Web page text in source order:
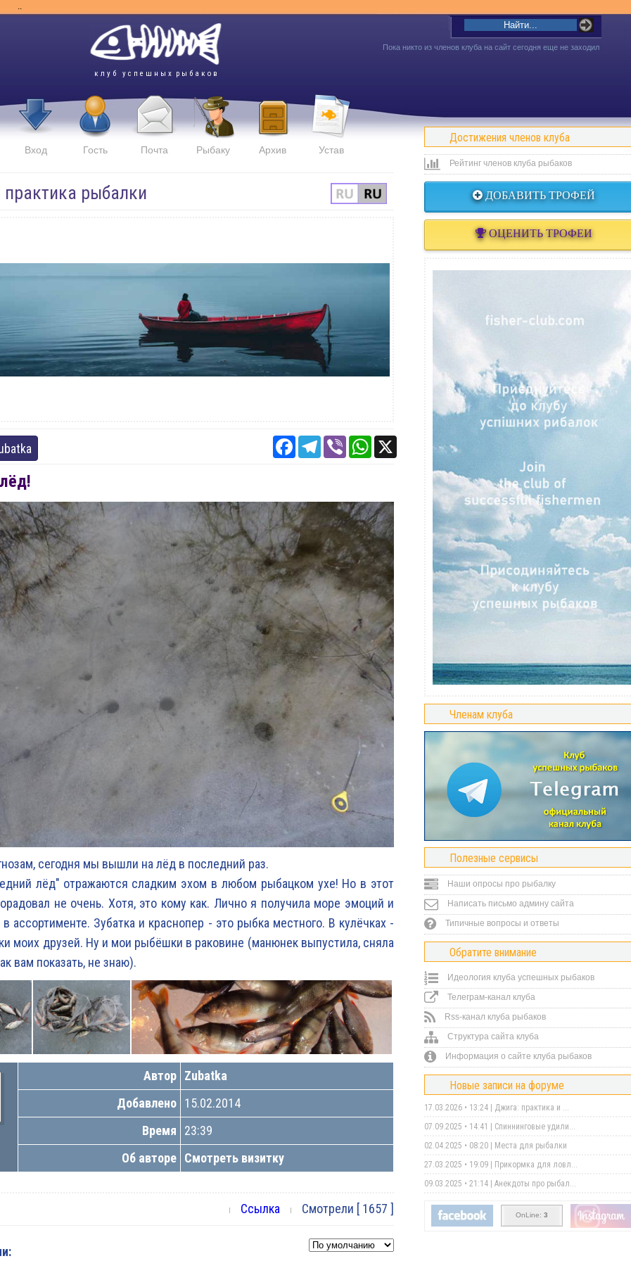
..
к л у б у с п е ш н ы х р ы б а к о в
Вход Гость Почта Рыбаку Архив Устав
Пока никто из членов клуба на сайт сегодня еще не заходил
практика рыбалки
FacebookTelegram
ViberWhatsApp
сегодня мы вышли на лёд в последний раз.
лёд" отражаются сладким эхом в любом рыбацком ухе! Но в этот
не очень. Хотя, это кому как. Лично я получила море эмоций и
ассортименте. Зубатка и краснопер - это рыбка местного. В кулёчках -
моих друзей. Ну и мои рыбёшки в раковине (манюнек выпустила, сняла
вам показать, не знаю).
Автор Zubatka
Добавлено 15.02.2014
Время
23:39
Об авторе Смотреть визитку
Ссылка Смотрели [ 1657 ]
Достижения членов клуба
Рейтинг членов клуба рыбаков
ДОБАВИТЬ ТРОФЕЙ
ОЦЕНИТЬ ТРОФЕИ
Членам клуба
Полезные сервисы
Наши опросы про рыбалку
Написать письмо админу сайта
Типичные вопросы и ответы
Обратите внимание
Идеология клуба успешных рыбаков
Телеграм-канал клуба
Rss-канал клуба рыбаков
Структура сайта клуба
Информация о сайте клуба рыбаков
Новые записи на форуме
17.03.2026 • 13:24 | Джига: практика и ...
07.09.2025 • 14:41 | Спиннинговые удили...
02.04.2025 • 08:20 |
Места для рыбалки
27.03.2025 • 19:09 |
Прикормка для ловл...
09.03.2025 • 21:14 | Анекдоты про рыбал...
OnLine: 3